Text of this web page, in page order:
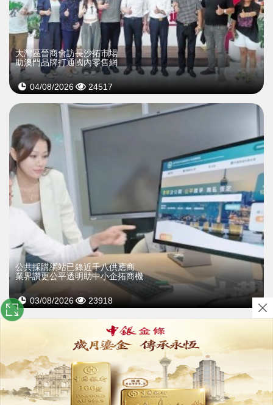
大灣區晉商會訪長沙拓市場
助澳門品牌打通國內零售網
04/08/2026 24517
公共採購網站已錄近千八供應商
業界讚更公平透明助中小企拓商機
03/08/2026 23918